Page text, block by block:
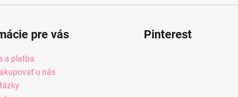
pre vás
a platba
u nás
Pinterest